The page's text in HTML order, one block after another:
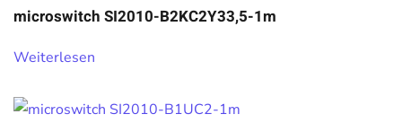
microswitch SI2010-B2KC2Y33,5-1m
Weiterlesen